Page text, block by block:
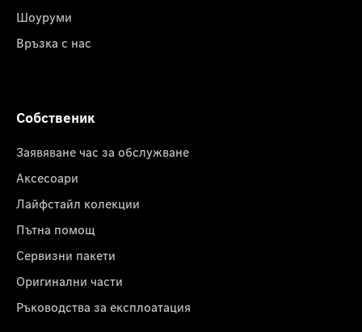
Шоуруми
Връзка с нас
Собственик
Заявяване час за обслужване
Аксесоари
Лайфстайл колекции
Пътна помощ
Сервизни пакети
Оригинални части
Ръководства за експлоатация